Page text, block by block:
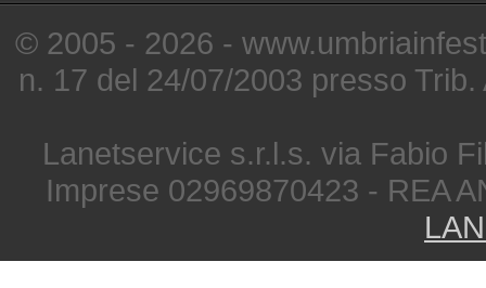
© 2005 - 2026 -
n. 17 del 24/07/2003 presso
Lanetservice s.r.l.s. via Fabio
Imprese 02969870423 - REA